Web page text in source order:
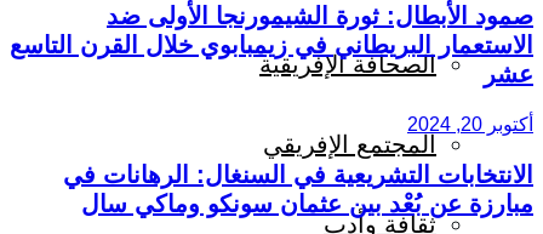
الصحافة الإفريقية
المجتمع الإفريقي
ثقافة وأدب
صمود الأبطال: ثورة الشيمورنجا الأولى ضد
الاستعمار البريطاني في زيمبابوي خلال القرن التاسع
عشر
أكتوبر 20, 2024
الانتخابات التشريعية في السنغال: الرهانات في
مبارزة عن بُعْد بين عثمان سونكو وماكي سال